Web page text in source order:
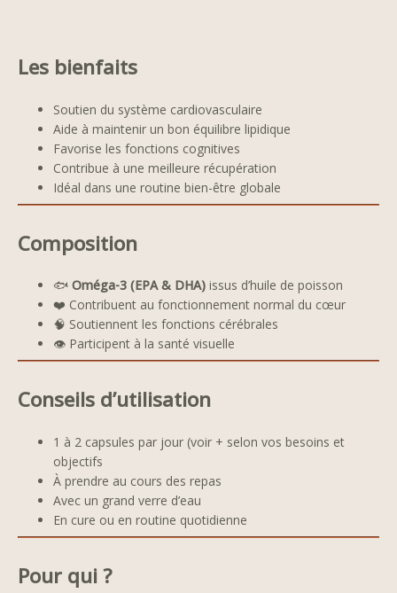
Les bienfaits
Soutien du système cardiovasculaire
Aide à maintenir un bon équilibre lipidique
Favorise les fonctions cognitives
Contribue à une meilleure récupération
Idéal dans une routine bien-être globale
Composition
🐟 Oméga-3 (EPA & DHA) issus d’huile de poisson
❤️ Contribuent au fonctionnement normal du cœur
🧠 Soutiennent les fonctions cérébrales
👁️ Participent à la santé visuelle
Conseils d’utilisation
1 à 2 capsules par jour (voir + selon vos besoins et
objectifs
À prendre au cours des repas
Avec un grand verre d’eau
En cure ou en routine quotidienne
Pour qui ?